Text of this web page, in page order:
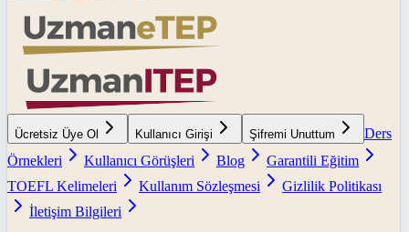
Ücretsiz Üye Ol Kullanıcı Girişi Şifremi Unuttum
Ders
Örnekleri
Kullanıcı Görüşleri Blog
Garantili Eğitim
TOEFL Kelimeleri
Kullanım Sözleşmesi
Gizlilik Politikası
İletişim Bilgileri